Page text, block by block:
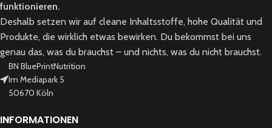
funktionieren.
Deshalb setzen wir auf cleane Inhaltsstoffe, hohe Qualität und
Produkte, die wirklich etwas bewirken. Du bekommst bei uns
genau das, was du brauchst – und nichts, was du nicht brauchst.
BN BluePrintNutrition
Im Mediapark 5
50670 Köln
INFORMATIONEN